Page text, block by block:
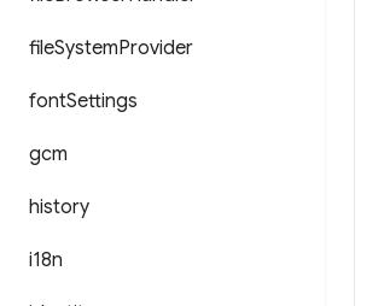
fileSystemProvider
fontSettings
gcm
history
i18n